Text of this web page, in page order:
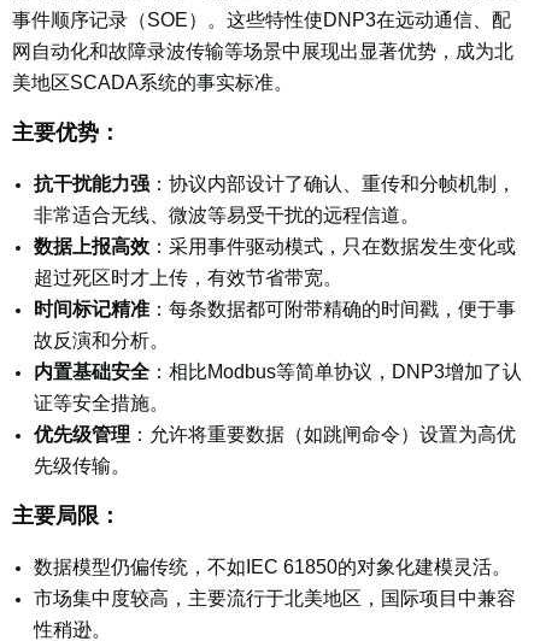
事件顺序记录（SOE）。这些特性使DNP3在远动通信、配
网自动化和故障录波传输等场景中展现出显著优势，成为北
美地区SCADA系统的事实标准。
主要优势：
抗干扰能力强 ：协议内部设计了确认、重传和分帧机制，
非常适合无线、微波等易受干扰的远程信道。
数据上报高效 ：采用事件驱动模式，只在数据发生变化或
超过死区时才上传，有效节省带宽。
时间标记精准 ：每条数据都可附带精确的时间戳，便于事
故反演和分析。
内置基础安全 ：相比Modbus等简单协议，DNP3增加了认
证等安全措施。
优先级管理 ：允许将重要数据（如跳闸命令）设置为高优
先级传输。
主要局限：
数据模型仍偏传统，不如IEC 61850的对象化建模灵活。
市场集中度较高，主要流行于北美地区，国际项目中兼容
性稍逊。